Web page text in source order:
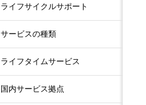
ライフサイクルサポート
サービスの種類
ライフタイムサービス
国内サービス拠点